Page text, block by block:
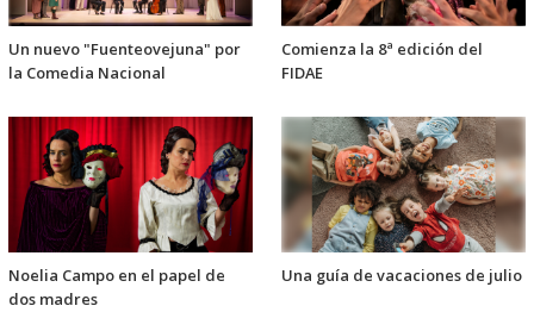
Un nuevo "Fuenteovejuna" por
la Comedia Nacional
Comienza la 8ª edición del
FIDAE
Noelia Campo en el papel de
dos madres
Una guía de vacaciones de julio